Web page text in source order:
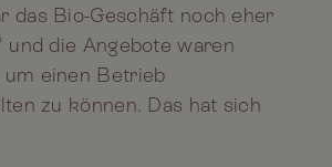
das Bio-Geschäft noch eher
und die Angebote waren
um einen Betrieb
zu können. Das hat sich